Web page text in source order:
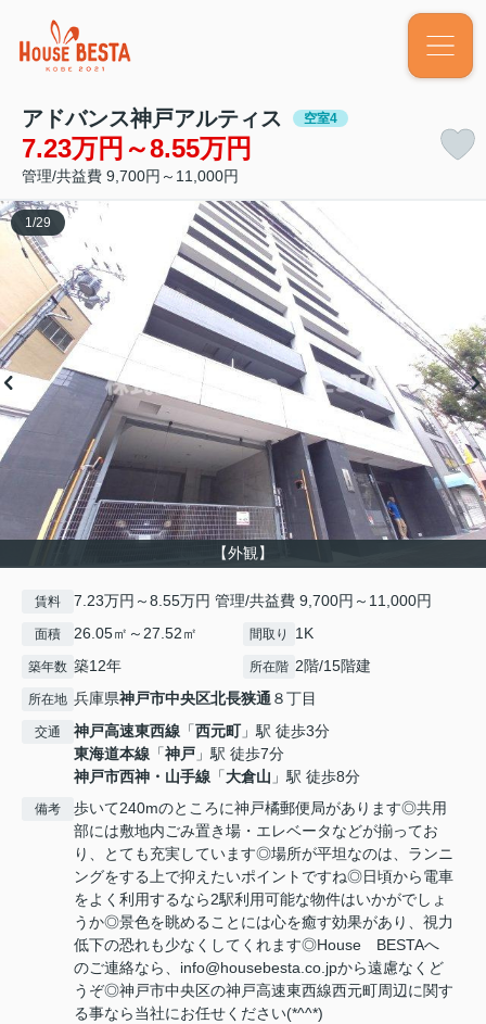
アドバンス神戸アルティス 空室4
7.23万円～8.55万円
管理/共益費 9,700円～11,000円
【外観】
1 /29
賃料 7.23万円～8.55万円 管理/共益費 9,700円～11,000円
面積 26.05㎡～27.52㎡ 間取り 1K
築年数 築12年 所在階 2階/15階建
所在地 兵庫県神戸市中央区北長狭通 ８丁目
交通 神戸高速東西線 「西元町」駅 徒歩3分
東海道本線 「神戸 」駅 徒歩7分
神戸市西神・山手線 「大倉山 」駅 徒歩8分
備考
歩いて240mのところに神戸橘郵便局があります◎共用
部には敷地内ごみ置き場・エレベータなどが揃ってお
り、とても充実しています◎場所が平坦なのは、ランニ
ングをする上で抑えたいポイントですね◎日頃から電車
をよく利用するなら2駅利用可能な物件はいかがでしょ
うか◎景色を眺めることには心を癒す効果があり、視力
低下の恐れも少なくしてくれます◎House BESTAへ
のご連絡なら、info@housebesta.co.jpから遠慮なくど
うぞ◎神戸市中央区の神戸高速東西線西元町周辺に関す
る事なら当社にお任せください(*^^*)